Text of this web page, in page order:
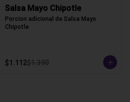
Salsa Mayo Chipotle
Porcion adicional de Salsa Mayo
Chipotle
$1.112$1.390